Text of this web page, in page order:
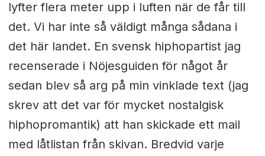
lyfter flera meter upp i luften när de får till
det. Vi har inte så väldigt många sådana i
det här landet. En svensk hiphopartist jag
recenserade i Nöjesguiden för något år
sedan blev så arg på min vinklade text (jag
skrev att det var för mycket nostalgisk
hiphopromantik) att han skickade ett mail
med låtlistan från skivan. Bredvid varje